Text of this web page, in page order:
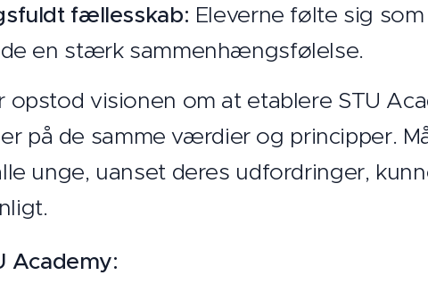
fællesskab: Eleverne følte sig
en stærk sammenhængsfølelse.
opstod visionen om at etablere STU
på de samme værdier og principper.
unge, uanset deres udfordringer,
Academy: